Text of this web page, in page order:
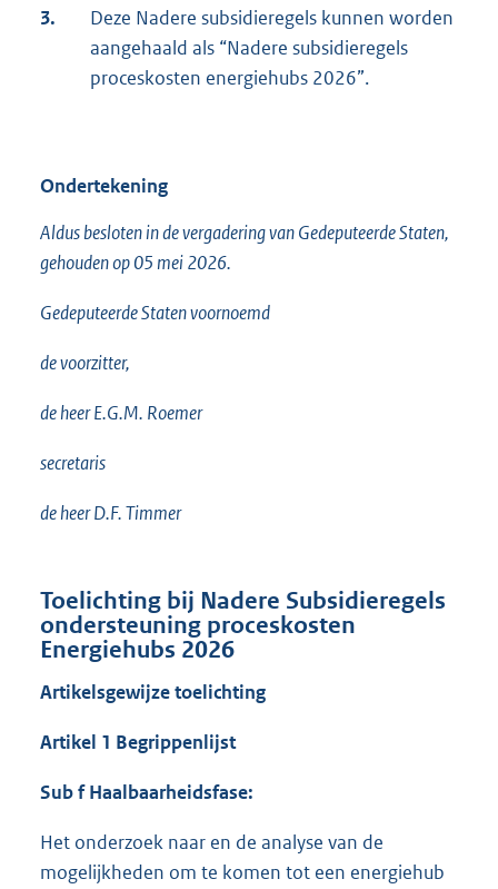
3.
Deze Nadere subsidieregels kunnen worden
aangehaald als “Nadere subsidieregels
proceskosten energiehubs 2026”.
Ondertekening
Aldus besloten in de vergadering van Gedeputeerde Staten,
gehouden op 05 mei 2026.
Gedeputeerde Staten voornoemd
de voorzitter,
de heer E.G.M. Roemer
secretaris
de heer D.F. Timmer
Toelichting bij Nadere Subsidieregels
ondersteuning proceskosten
Energiehubs 2026
Artikelsgewijze toelichting
Artikel 1 Begrippenlijst
Sub f Haalbaarheidsfase:
Het onderzoek naar en de analyse van de
mogelijkheden om te komen tot een energiehub